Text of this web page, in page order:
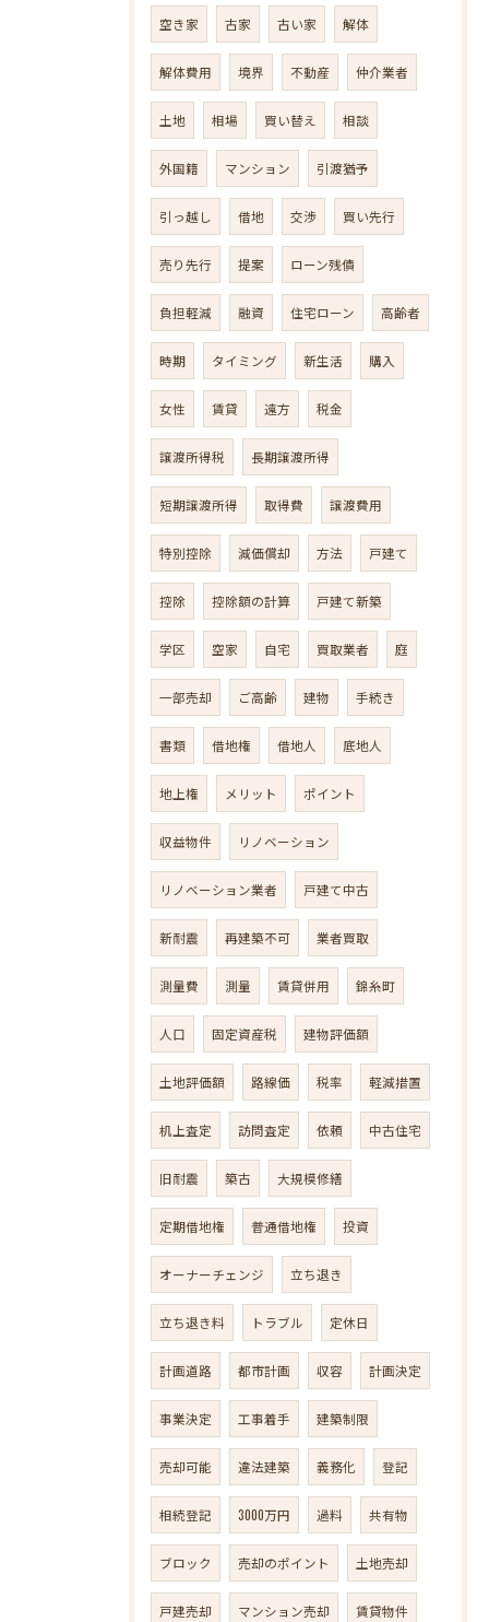
空き家 古家 古い家 解体
解体費用 境界 不動産 仲介業者
土地 相場 買い替え 相談
外国籍 マンション 引渡猶予
引っ越し 借地 交渉 買い先行
売り先行 提案 ローン残債
負担軽減 融資 住宅ローン 高齢者
時期 タイミング 新生活 購入
女性 賃貸 遠方 税金
譲渡所得税 長期譲渡所得
短期譲渡所得 取得費 譲渡費用
特別控除 減価償却 方法 戸建て
控除 控除額の計算 戸建て新築
学区 空家 自宅 買取業者 庭
一部売却 ご高齢 建物 手続き
書類 借地権 借地人 底地人
地上権 メリット ポイント
収益物件 リノベーション
リノベーション業者 戸建て中古
新耐震 再建築不可 業者買取
測量費 測量 賃貸併用 錦糸町
人口 固定資産税 建物評価額
土地評価額 路線価 税率 軽減措置
机上査定 訪問査定 依頼 中古住宅
旧耐震 築古 大規模修繕
定期借地権 普通借地権 投資
オーナーチェンジ 立ち退き
立ち退き料 トラブル 定休日
計画道路 都市計画 収容 計画決定
事業決定 工事着手 建築制限
売却可能 違法建築 義務化 登記
相続登記 3000万円 過料 共有物
ブロック 売却のポイント 土地売却
戸建売却 マンション売却 賃貸物件